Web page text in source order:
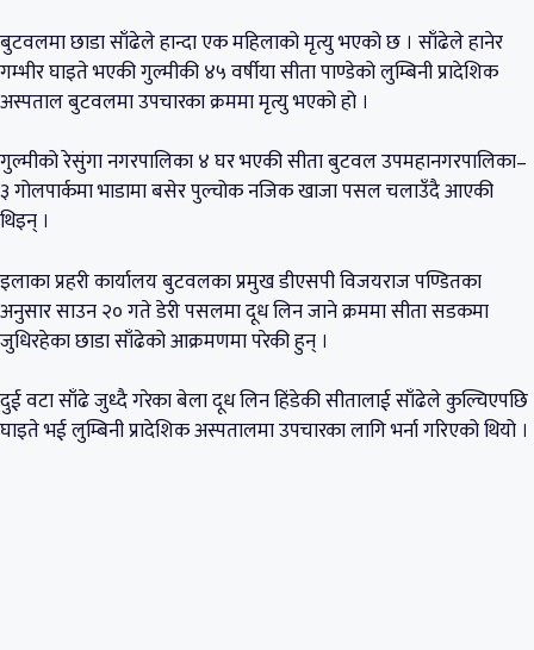
बुटवलमा छाडा साँढेले हान्दा एक महिलाको मृत्यु भएको छ । साँढेले हानेर
गम्भीर घाइते भएकी गुल्मीकी ४५ वर्षीया सीता पाण्डेको लुम्बिनी प्रादेशिक
अस्पताल बुटवलमा उपचारका क्रममा मृत्यु भएको हो ।
गुल्मीको रेसुंगा नगरपालिका ४ घर भएकी सीता बुटवल उपमहानगरपालिका–
३ गोलपार्कमा भाडामा बसेर पुल्चोक नजिक खाजा पसल चलाउँदै आएकी
थिइन् ।
इलाका प्रहरी कार्यालय बुटवलका प्रमुख डीएसपी विजयराज पण्डितका
अनुसार साउन २० गते डेरी पसलमा दूध लिन जाने क्रममा सीता सडकमा
जुधिरहेका छाडा साँढेको आक्रमणमा परेकी हुन् ।
दुई वटा साँढे जुध्दै गरेका बेला दूध लिन हिंडेकी सीतालाई साँढेले कुल्चिएपछि
घाइते भई लुम्बिनी प्रादेशिक अस्पतालमा उपचारका लागि भर्ना गरिएको थियो ।